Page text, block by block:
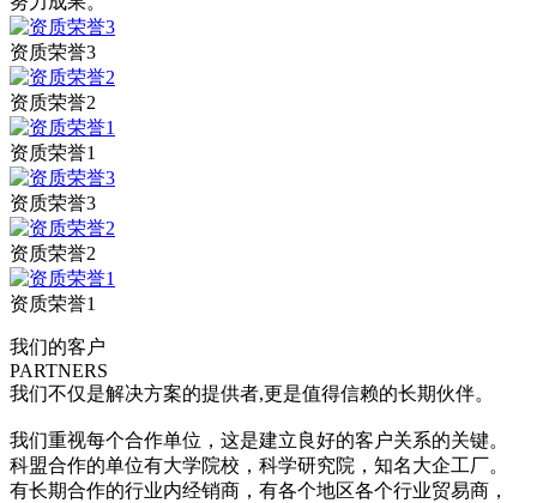
资质荣誉3
资质荣誉2
资质荣誉1
资质荣誉3
资质荣誉2
资质荣誉1
我们的客户
PARTNERS
我们不仅是解决方案的提供者,更是值得信赖的长期伙伴。
我们重视每个合作单位，这是建立良好的客户关系的关键。
科盟合作的单位有大学院校，科学研究院，知名大企工厂。
有长期合作的行业内经销商，有各个地区各个行业贸易商，